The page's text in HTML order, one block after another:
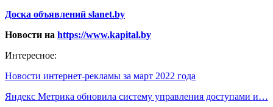
Доска объявлений slanet.by
Новости на https://www.kapital.by
Интересное:
Новости интернет-рекламы за март 2022 года
Яндекс Метрика обновила систему управления доступами и…